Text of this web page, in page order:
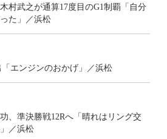
村武之が通算17度目のG1制覇「自分
た」／浜松
エンジンのおかげ」／浜松
、準決勝戦12Rへ「晴れはリング交
／浜松